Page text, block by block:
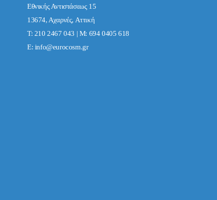
Εθνικής Αντιστάσεως 15
13674, Αχαρνές, Αττική
Τ: 210 2467 043 | Μ: 694 0405 618
E: info@eurocosm.gr